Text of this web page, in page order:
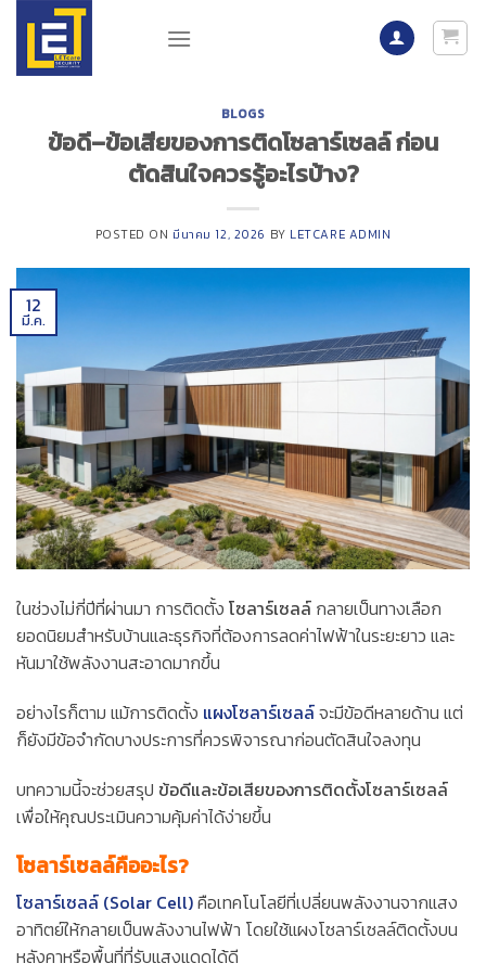
content
BLOGS
ข้อดี–ข้อเสียของการติดโซลาร์เซลล์ ก่อน
ตัดสินใจควรรู้อะไรบ้าง?
POSTED ON มีนาคม 12, 2026 BY LETCARE ADMIN
12
มี.ค.
ในช่วงไม่กี่ปีที่ผ่านมา การติดตั้ง โซลาร์เซลล์ กลายเป็นทางเลือก
ยอดนิยมสำหรับบ้านและธุรกิจที่ต้องการลดค่าไฟฟ้าในระยะยาว และ
หันมาใช้พลังงานสะอาดมากขึ้น
อย่างไรก็ตาม แม้การติดตั้ง แผงโซลาร์เซลล์จะมีข้อดีหลายด้าน แต่
ก็ยังมีข้อจำกัดบางประการที่ควรพิจารณาก่อนตัดสินใจลงทุน
บทความนี้จะช่วยสรุป ข้อดีและข้อเสียของการติดตั้งโซลาร์เซลล์
เพื่อให้คุณประเมินความคุ้มค่าได้ง่ายขึ้น
โซลาร์เซลล์คืออะไร?
โซลาร์เซลล์ (Solar Cell)คือเทคโนโลยีที่เปลี่ยนพลังงานจากแสง
อาทิตย์ให้กลายเป็นพลังงานไฟฟ้า โดยใช้แผงโซลาร์เซลล์ติดตั้งบน
หลังคาหรือพื้นที่ที่รับแสงแดดได้ดี